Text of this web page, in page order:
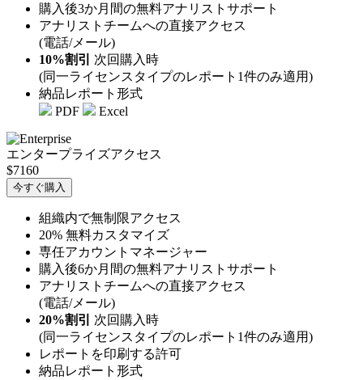
購入後3か月間の無料アナリストサポート
アナリストチームへの直接アクセス
(電話/メール)
10%割引
次回購入時
(同一ライセンスタイプのレポート1件のみ適用)
納品レポート形式
PDF
Excel
エンタープライズアクセス
$7160
今すぐ購入
組織内で無制限アクセス
20% 無料カスタマイズ
専任アカウントマネージャー
購入後6か月間の無料アナリストサポート
アナリストチームへの直接アクセス
(電話/メール)
20%割引
次回購入時
(同一ライセンスタイプのレポート1件のみ適用)
レポートを印刷する許可
納品レポート形式